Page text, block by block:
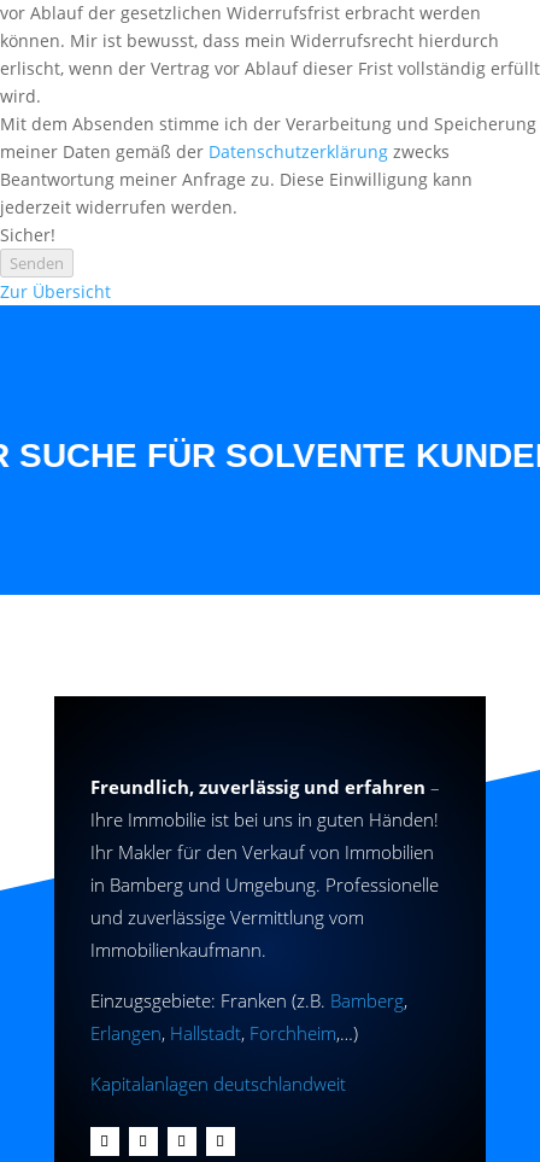
vor Ablauf der gesetzlichen Widerrufsfrist erbracht werden
können. Mir ist bewusst, dass mein Widerrufsrecht hierdurch
erlischt, wenn der Vertrag vor Ablauf dieser Frist vollständig erfüllt
wird.
Mit dem Absenden stimme ich der Verarbeitung und Speicherung
meiner Daten gemäß der Datenschutzerklärung zwecks
Beantwortung meiner Anfrage zu. Diese Einwilligung kann
jederzeit widerrufen werden.
Sicher!
Senden
Zur Übersicht
FÜR SOLVENTE KUNDEN
Freundlich, zuverlässig und erfahren –
Ihre Immobilie ist bei uns in guten Händen!
Ihr Makler für den Verkauf von Immobilien
in Bamberg und Umgebung. Professionelle
und zuverlässige Vermittlung vom
Immobilienkaufmann.
Einzugsgebiete: Franken (z.B. Bamberg,
Erlangen, Hallstadt, Forchheim,…)
Kapitalanlagen deutschlandweit